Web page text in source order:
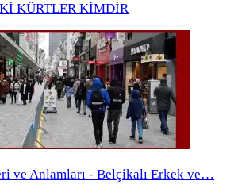
KÜRTLER KİMDİR
ve Anlamları - Belçikalı Erkek ve…